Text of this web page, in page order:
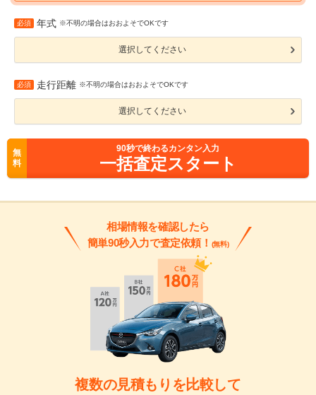
必須 年式 ※不明の場合はおおよそでOKです
選択してください
必須 走行距離 ※不明の場合はおおよそでOKです
選択してください
無
料
90秒で終わるカンタン入力
一括査定スタート
相場情報を確認したら
簡単90秒入力で査定依頼！ (無料)
複数の見積もりを比較して